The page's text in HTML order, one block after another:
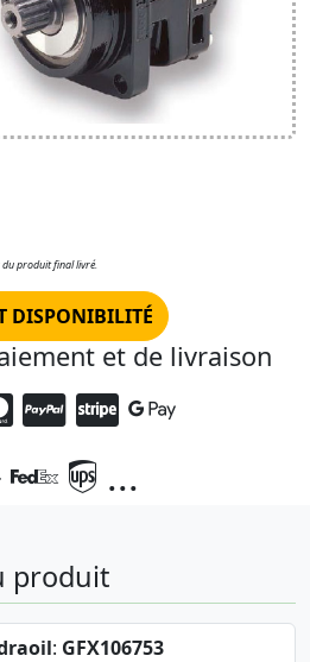
du produit final livré.
DISPONIBILITÉ
et de livraison
...
produit
: GFX106753